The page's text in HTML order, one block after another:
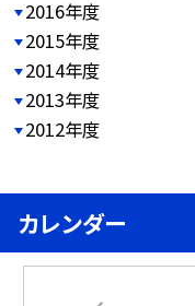
2016年度
2015年度
2014年度
2013年度
2012年度
カレンダー